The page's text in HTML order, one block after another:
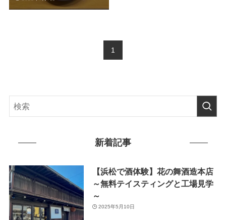
1
新着記事
【浜松で酒体験】花の舞酒造本店
～無料テイスティングと工場見学
～
2025年5月10日